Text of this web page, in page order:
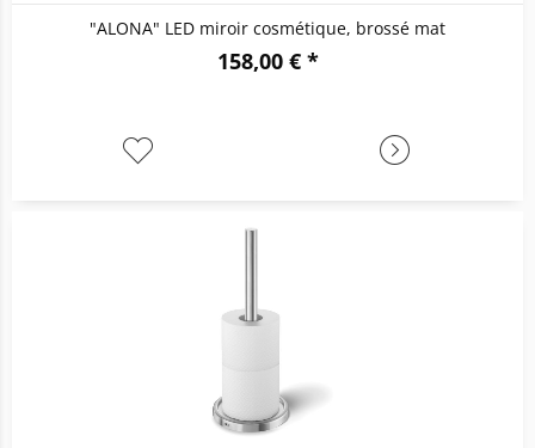
"ALONA" LED miroir cosmétique, brossé mat
158,00 € *